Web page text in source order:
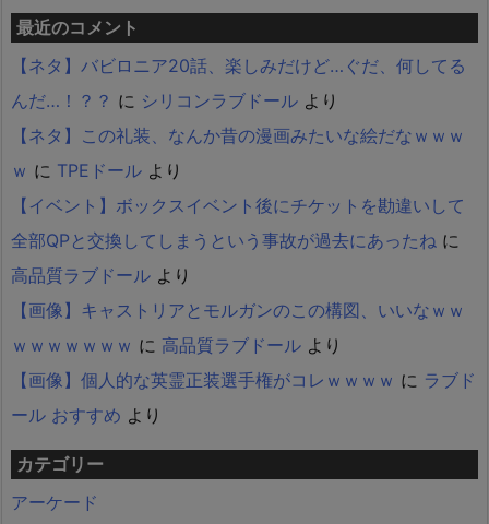
最近のコメント
【ネタ】バビロニア20話、楽しみだけど…ぐだ、何してる
んだ…！？？ に シリコンラブドール より
【ネタ】この礼装、なんか昔の漫画みたいな絵だなｗｗｗ
ｗ に TPEドール より
【イベント】ボックスイベント後にチケットを勘違いして
全部QPと交換してしまうという事故が過去にあったね に
高品質ラブドール より
【画像】キャストリアとモルガンのこの構図、いいなｗｗ
ｗｗｗｗｗｗｗ に 高品質ラブドール より
【画像】個人的な英霊正装選手権がコレｗｗｗｗ に ラブド
ール おすすめ より
カテゴリー
アーケード